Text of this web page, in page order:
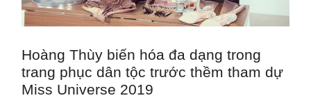
Hoàng Thùy biến hóa đa dạng trong
trang phục dân tộc trước thềm tham dự
Miss Universe 2019